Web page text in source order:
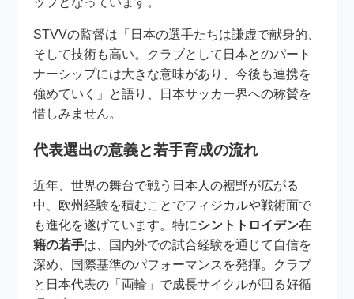
STVVの監督は「日本の選手たちは謙虚で献身的、
そして技術も高い。クラブとして日本とのパート
ナーシップには大きな意味があり、今後も連携を
強めていく」と語り、日本サッカー界への称賛を
惜しみません。
代表選出の意義と若手育成の流れ
近年、世界の舞台で戦う日本人の裾野が広がる
中、欧州経験を積むことでフィジカルや戦術面で
も進化を遂げています。特にシントトロイデン在
籍の若手は、国内外での試合経験を通じて自信を
深め、国際基準のパフォーマンスを発揮。クラブ
と日本代表の「両輪」で成長サイクルが回る好循